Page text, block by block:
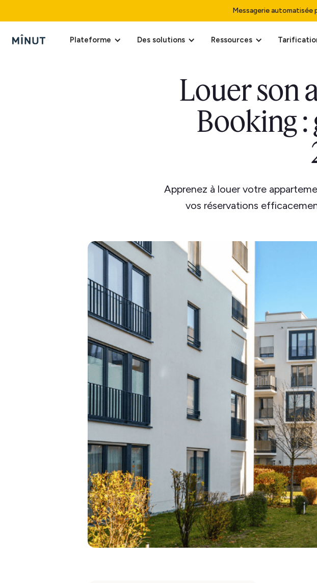
Messagerie automatisée
Plateforme Des solutions Ressources
Louer son
Booking
Apprenez à louer votre
vos réservations